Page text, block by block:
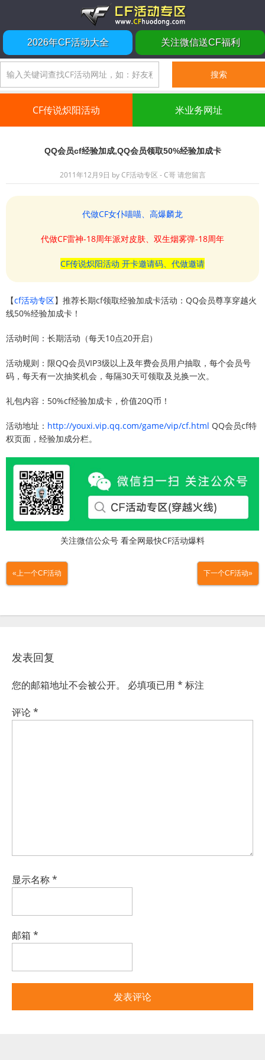
2026年CF活动大全 关注微信送CF福利
CF传说炽阳活动 米业务网址
QQ会员cf经验加成,QQ会员领取50%经验加成卡
2011年12月9日 byCF活动专区 - C哥 请您留言
代做CF女仆喵喵、高爆麟龙
代做CF雷神-18周年派对皮肤、双生烟雾弹-18周年
CF传说炽阳活动 开卡邀请码、代做邀请
【cf活动专区】推荐长期cf领取经验加成卡活动：QQ会员尊享穿越火
线50%经验加成卡！
活动时间：长期活动（每天10点20开启）
活动规则：限QQ会员VIP3级以上及年费会员用户抽取，每个会员号
码，每天有一次抽奖机会，每隔30天可领取及兑换一次。
礼包内容：50%cf经验加成卡，价值20Q币！
活动地址： http://youxi.vip.qq.com/game/vip/cf.html QQ会员cf特
权页面，经验加成分栏。
关注微信公众号 看全网最快CF活动爆料
«上一个CF活动 下一个CF活动»
发表回复
您的邮箱地址不会被公开。 必填项已用 * 标注
评论*
显示名称*
邮箱 *